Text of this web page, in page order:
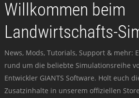
Willkommen beim
Landwirtschafts-
News, Mods, Tutorials, Support & mehr:
rund um die beliebte Simulationsreihe
Entwickler GIANTS Software. Holt euch
Zusatzinhalte in unserem offiziellen